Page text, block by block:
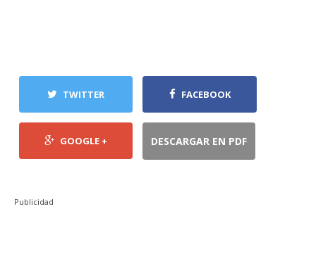
TWITTER FACEBOOK
GOOGLE + DESCARGAR EN PDF
Publicidad